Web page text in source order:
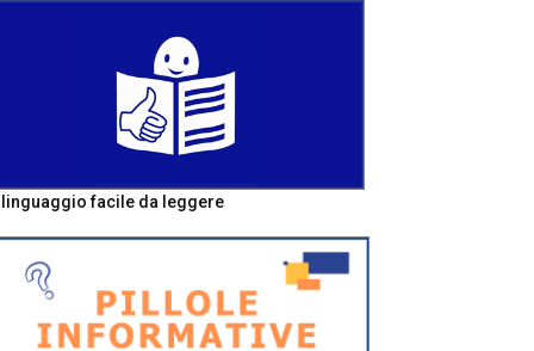
linguaggio facile da leggere